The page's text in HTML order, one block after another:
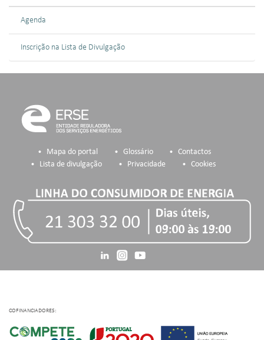
Agenda
Inscrição na Lista de Divulgação
Mapa do portal Glossário
Contactos
Lista de divulgação
Privacidade Cookies
COFINANCIADORES: